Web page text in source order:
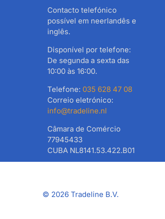
Contacto telefónico
possível em neerlandês e
inglês.
Disponível por telefone:
De segunda a sexta das
10:00 às 16:00.
Telefone: 035 628 47 08
Correio eletrónico:
info@tradeline.nl
Câmara de Comércio
77945433
CUBA NL8141.53.422.B01
© 2026 Tradeline B.V.